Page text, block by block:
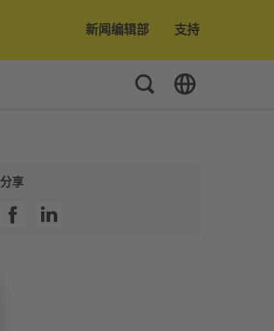
新闻编辑部 支持
Toggle Search
Toggle
分享
SSI facebookSSI linkedin